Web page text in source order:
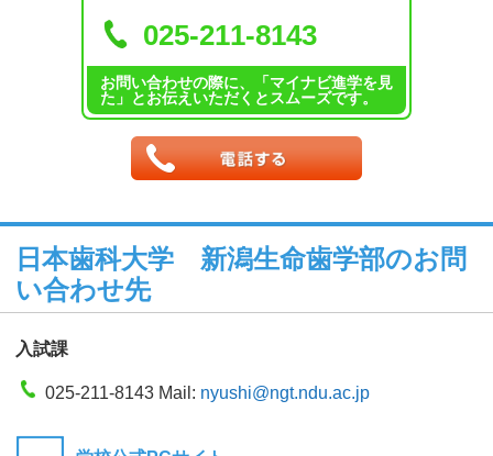
025-211-8143
お問い合わせの際に、「マイナビ進学を見
た」とお伝えいただくとスムーズです。
日本歯科大学 新潟生命歯学部のお問
い合わせ先
入試課
025-211-8143 Mail: nyushi@ngt.ndu.ac.jp